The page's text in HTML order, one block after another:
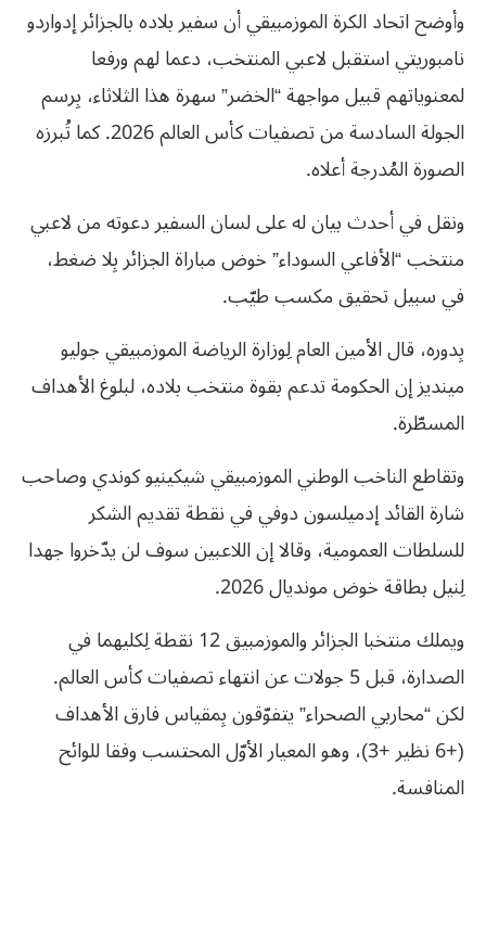
وأوضح اتحاد الكرة الموزمبيقي أن سفير بلاده بالجزائر إدواردو
نامبوريتي استقبل لاعبي المنتخب، دعما لهم ورفعا
لمعنوياتهم قبيل مواجهة “الخضر” سهرة هذا الثلاثاء، بِرسم
الجولة السادسة من تصفيات كأس العالم 2026. كما تُبرزه
الصورة المُدرجة أعلاه.
ونقل في أحدث بيان له على لسان السفير دعوته من لاعبي
منتخب “الأفاعي السوداء” خوض مباراة الجزائر بِلا ضغط،
في سبيل تحقيق مكسب طيّب.
بِدوره، قال الأمين العام لِوزارة الرياضة الموزمبيقي جوليو
مينديز إن الحكومة تدعم بقوة منتخب بلاده، لبلوغ الأهداف
المسطّرة.
وتقاطع الناخب الوطني الموزمبيقي شيكينيو كوندي وصاحب
شارة القائد إدميلسون دوفي في نقطة تقديم الشكر
للسلطات العمومية، وقالا إن اللاعبين سوف لن يدّخروا جهدا
لِنيل بطاقة خوض مونديال 2026.
ويملك منتخبا الجزائر والموزمبيق 12 نقطة لِكليهما في
الصدارة، قبل 5 جولات عن انتهاء تصفيات كأس العالم.
لكن “محاربي الصحراء” يتفوّقون بِمقياس فارق الأهداف
(+6 نظير +3)، وهو المعيار الأوّل المحتسب وفقا للوائح
المنافسة.